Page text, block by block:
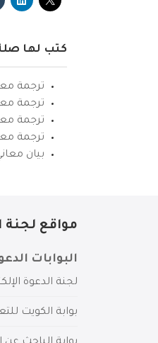
كتب لها
ترجمة
ترجمة
ترجمة
ترجمة
بيان
مواقع لجنة
البوابات
لجنة الدعوة
بوابة الكويت